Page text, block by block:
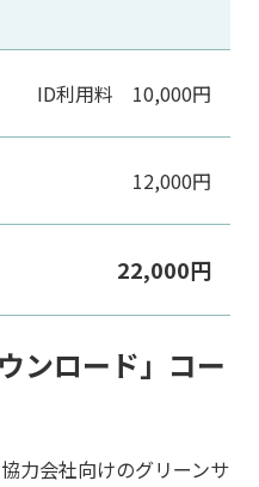
ID利用料 10,000円
12,000円
22,000円
ンロード」コー
力会社向けのグリーンサ